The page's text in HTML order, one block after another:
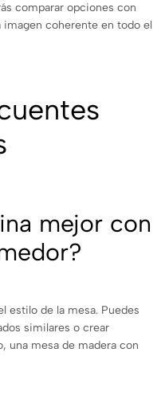
comparar opciones con
coherente en todo el
mejor con
estilo de la mesa. Puedes
similares o crear
una mesa de madera con